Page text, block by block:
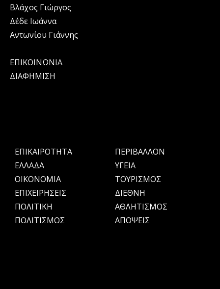
Βλάχος Γιώργος
Δέδε Ιωάννα
Αντωνίου Γιάννης
ΕΠΙΚΟΙΝΩΝΙΑ
ΔΙΑΦΗΜΙΣΗ
ΕΠΙΚΑΙΡΟΤΗΤΑ
ΕΛΛΑΔΑ
OIKONOMIA
ΕΠΙΧΕΙΡΗΣΕΙΣ
ΠΟΛΙΤΙΚΗ
ΠΟΛΙΤΙΣΜΟΣ
ΠΕΡΙΒΑΛΛΟΝ
ΥΓΕΙΑ
ΤΟΥΡΙΣΜΟΣ
ΔΙΕΘΝΗ
ΑΘΛΗΤΙΣΜΟΣ
ΑΠΟΨΕΙΣ